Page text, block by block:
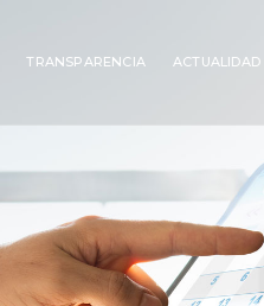
TRANSPARENCIA ACTUALIDAD